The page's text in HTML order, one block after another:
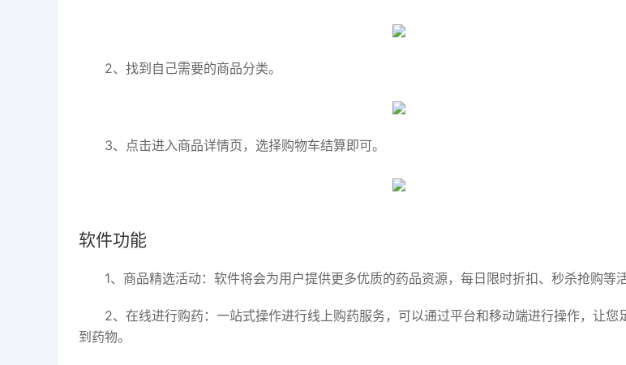
2、找到自己需要的商品分类。
3、点击进入商品详情页，选择购物车结算即可。
软件功能
1、商品精选活动：软件将会为用户提供更多优质的药品资源，每日限时折扣、秒杀抢购等
2、在线进行购药：一站式操作进行线上购药服务，可以通过平台和移动端进行操作，让您
到药物。